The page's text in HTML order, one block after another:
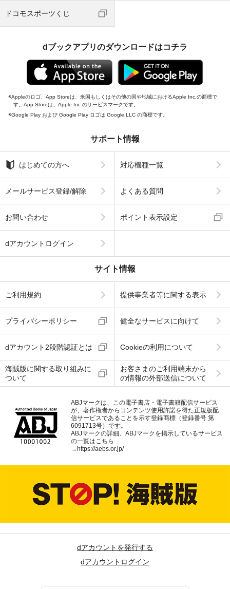
ドコモスポーツくじ
dブックアプリのダウンロードはコチラ
Appleのロゴ、App Storeは、米国もしくはその他の国や地域におけるApple Inc.の商標で
す。App Storeは、Apple Inc.のサービスマークです。
Google Play および Google Play ロゴは Google LLC の商標です。
サポート情報
はじめての方へ 対応機種一覧
メールサービス登録/解除 よくある質問
お問い合わせ ポイント表示設定
dアカウントログイン
サイト情報
ご利用規約 提供事業者等に関する表示
プライバシーポリシー 健全なサービスに向けて
dアカウント2段階認証とは Cookieの利用について
海賊版に関する取り組みに
ついて
お客さまのご利用端末から
の情報の外部送信について
ABJマークは、この電子書店・電子書籍配信サービス
が、著作権者からコンテンツ使用許諾を得た正規版配
信サービスであることを示す登録商標（登録番号 第
6091713号）です。
ABJマークの詳細、ABJマークを掲示しているサービス
の一覧はこちら
→ https://aebs.or.jp/
dアカウントを発行する
dアカウントログイン